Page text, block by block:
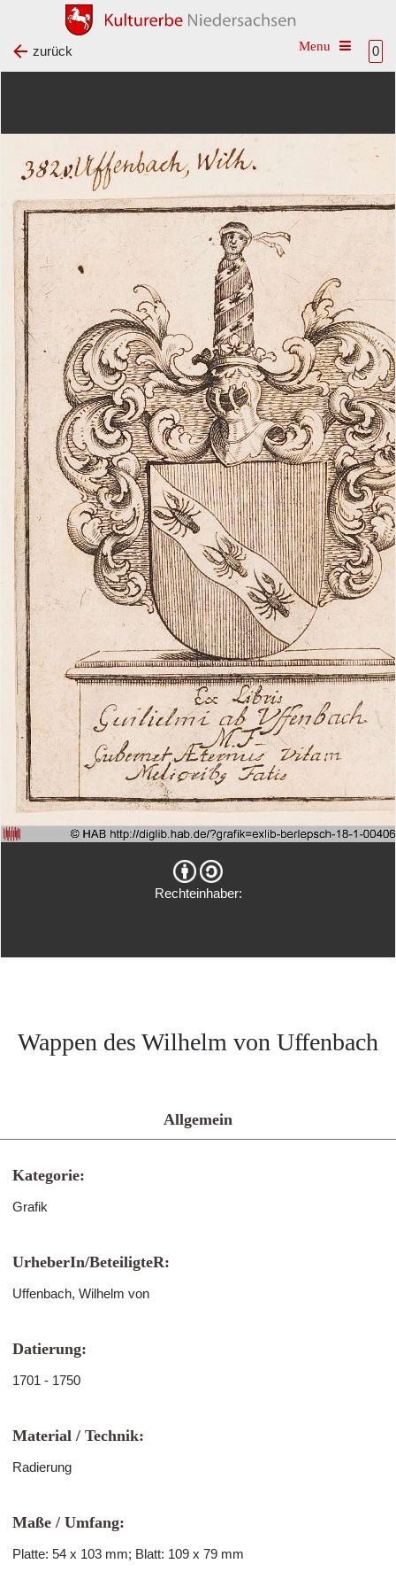
0
Toggle
zurück
Rechteinhaber:
Wappen des Wilhelm von Uffenbach
Allgemein
Kategorie:
Grafik
UrheberIn/BeteiligteR:
Uffenbach, Wilhelm von
Datierung:
1701 - 1750
Material / Technik:
Radierung
Maße / Umfang:
Platte: 54 x 103 mm; Blatt: 109 x 79 mm